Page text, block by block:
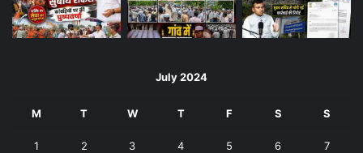
July 2024
M T W T F S S
1 2 3 4 5 6 7